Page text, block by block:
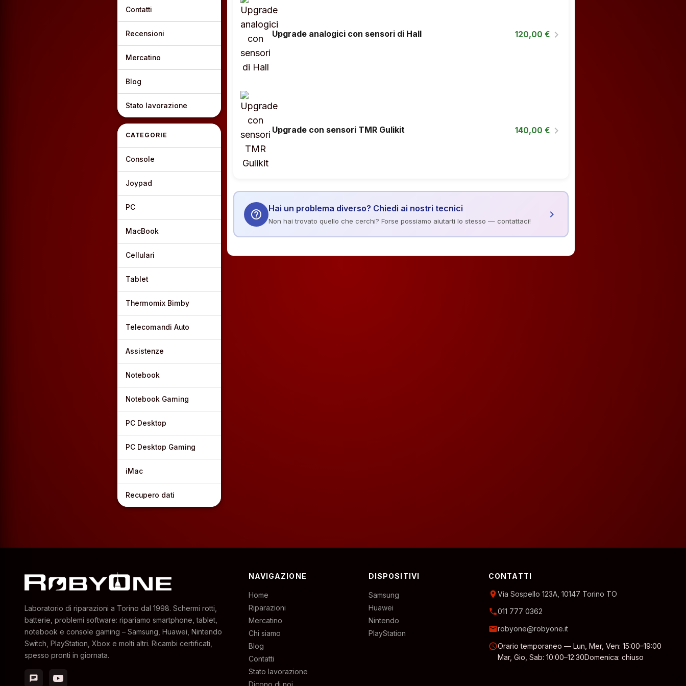
Contatti
Recensioni
Mercatino
Blog
Stato lavorazione
CATEGORIE
Console
Joypad
PC
MacBook
Cellulari
Tablet
Thermomix Bimby
Telecomandi Auto
Assistenze
Notebook
Notebook Gaming
PC Desktop
PC Desktop Gaming
iMac
Recupero dati
Upgrade analogici con sensori di Hall 120,00 € chevron_right
Upgrade con sensori TMR Gulikit 140,00 € chevron_right
help_outline Hai un problema diverso? Chiedi ai nostri tecnici
Non hai trovato quello che cerchi? Forse possiamo aiutarti lo stesso — contattaci!
chevron_right
Laboratorio di riparazioni a Torino dal 1998. Schermi rotti,
batterie, problemi software: ripariamo smartphone, tablet,
notebook e console gaming – Samsung, Huawei, Nintendo
Switch, PlayStation, Xbox e molti altri. Ricambi certificati,
spesso pronti in giornata.
chat
NAVIGAZIONE
Home
Riparazioni
Mercatino
Chi siamo
Blog
Contatti
Stato lavorazione
Dicono di noi
DISPOSITIVI
Samsung
Huawei
Nintendo
PlayStation
CONTATTI
location_onVia Sospello 123A, 10147 Torino TO
phone011 777 0362
emailrobyone@robyone.it
scheduleOrario temporaneo — Lun, Mer, Ven: 15:00–19:00
Mar, Gio, Sab: 10:00–12:30Domenica: chiuso